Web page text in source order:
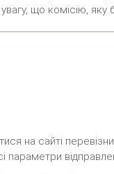
увагу, що комісію,
на сайті
параметри